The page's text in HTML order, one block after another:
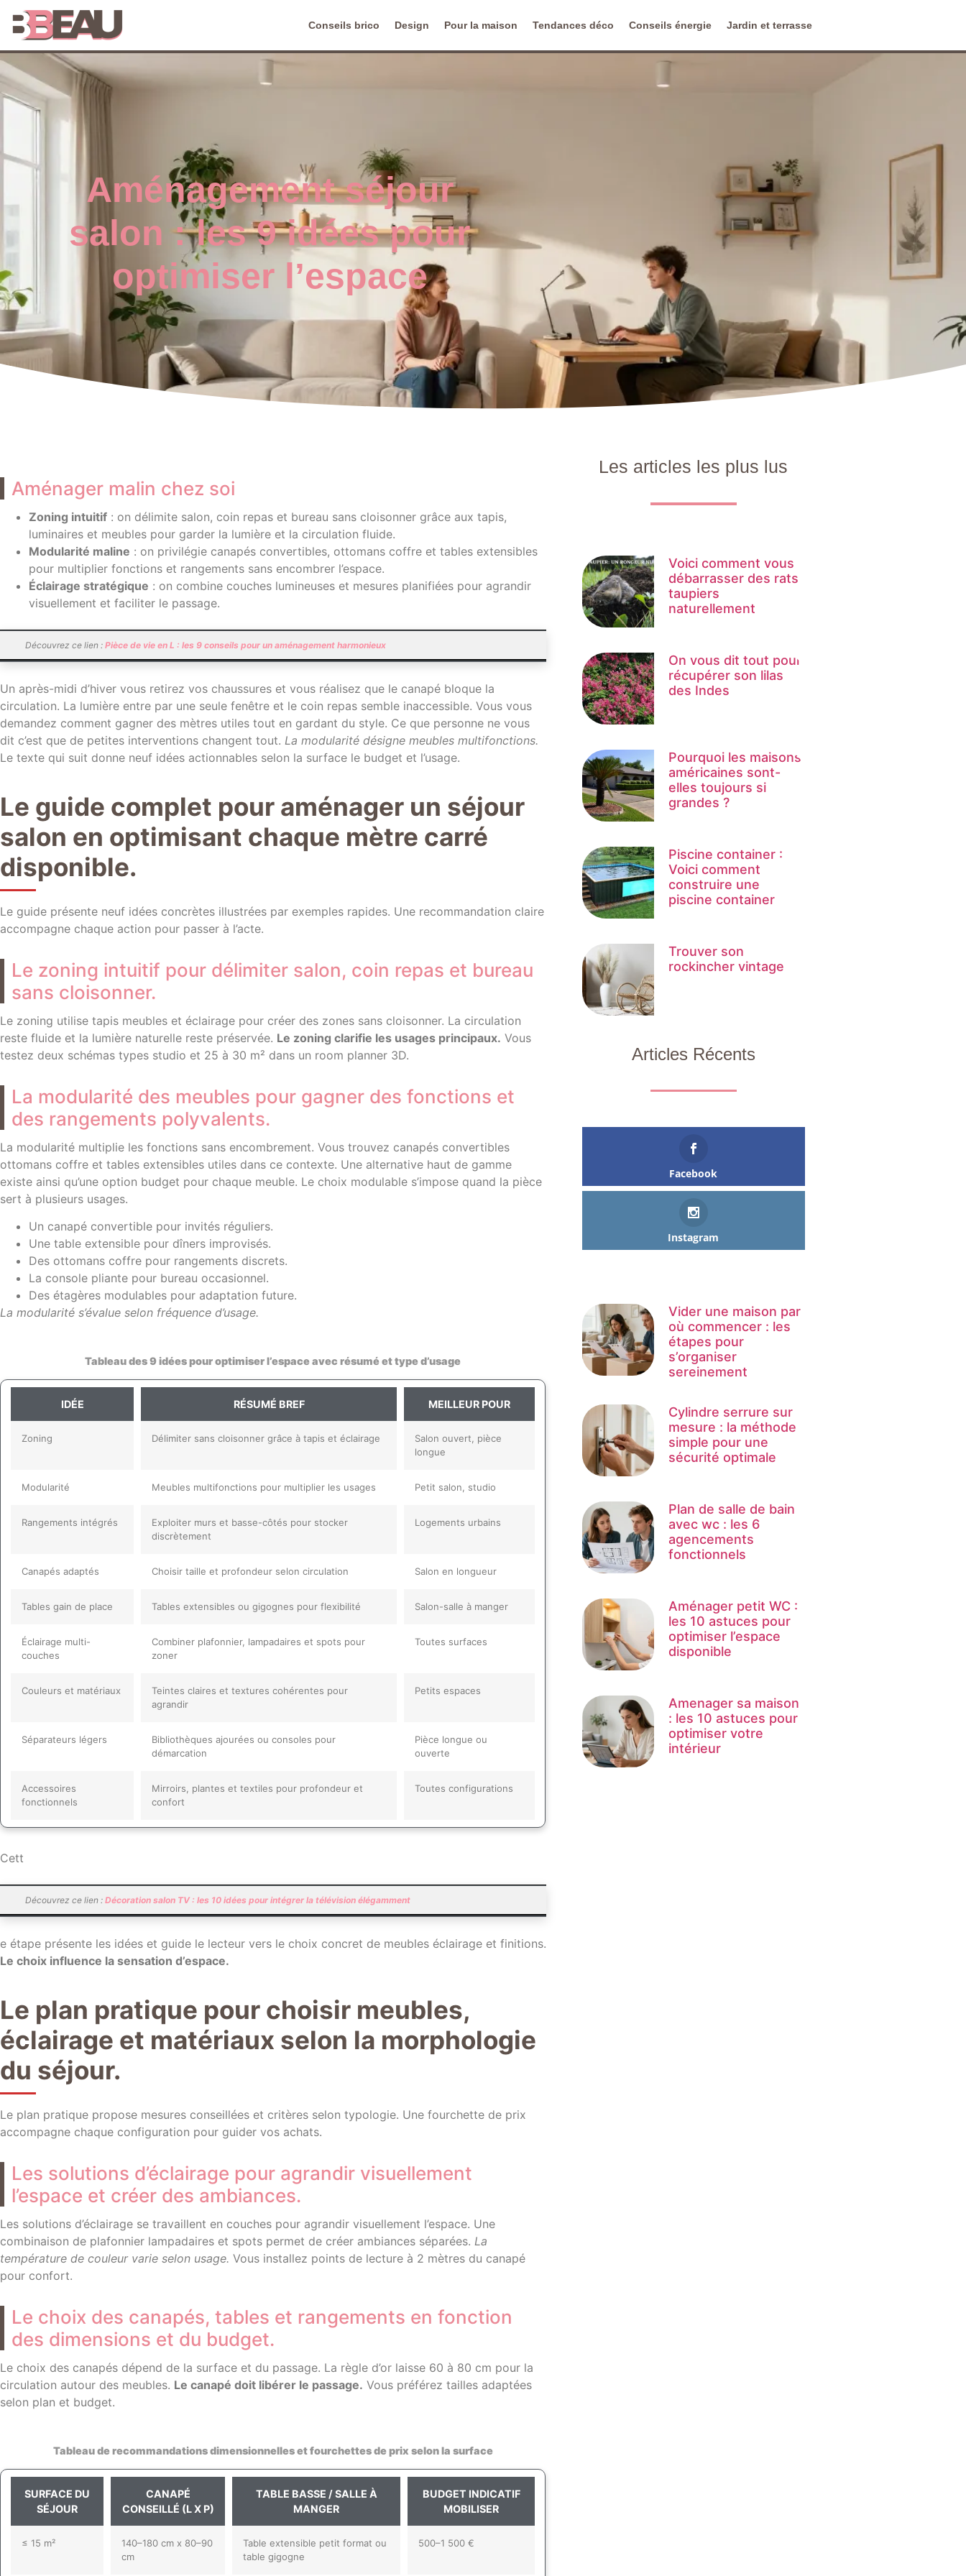
Conseils brico Design Pour la maison Tendances déco Conseils énergie Jardin et terrasse
Aménagement séjour
salon : les 9 idées pour
optimiser l’espace
Aménager malin chez soi
Zoning intuitif : on délimite salon, coin repas et bureau sans cloisonner grâce aux tapis,
luminaires et meubles pour garder la lumière et la circulation fluide.
Modularité maline : on privilégie canapés convertibles, ottomans coffre et tables extensibles
pour multiplier fonctions et rangements sans encombrer l’espace.
Éclairage stratégique : on combine couches lumineuses et mesures planifiées pour agrandir
visuellement et faciliter le passage.
Découvrez ce lien : Pièce de vie en L : les 9 conseils pour un aménagement harmonieux
Un après-midi d’hiver vous retirez vos chaussures et vous réalisez que le canapé bloque la
circulation. La lumière entre par une seule fenêtre et le coin repas semble inaccessible. Vous vous
demandez comment gagner des mètres utiles tout en gardant du style. Ce que personne ne vous
dit c’est que de petites interventions changent tout. La modularité désigne meubles multifonctions.
Le texte qui suit donne neuf idées actionnables selon la surface le budget et l’usage.
Le guide complet pour aménager un séjour
salon en optimisant chaque mètre carré
disponible.
Le guide présente neuf idées concrètes illustrées par exemples rapides. Une recommandation claire
accompagne chaque action pour passer à l’acte.
Le zoning intuitif pour délimiter salon, coin repas et bureau
sans cloisonner.
Le zoning utilise tapis meubles et éclairage pour créer des zones sans cloisonner. La circulation
reste fluide et la lumière naturelle reste préservée. Le zoning clarifie les usages principaux. Vous
testez deux schémas types studio et 25 à 30 m² dans un room planner 3D.
La modularité des meubles pour gagner des fonctions et
des rangements polyvalents.
La modularité multiplie les fonctions sans encombrement. Vous trouvez canapés convertibles
ottomans coffre et tables extensibles utiles dans ce contexte. Une alternative haut de gamme
existe ainsi qu’une option budget pour chaque meuble. Le choix modulable s’impose quand la pièce
sert à plusieurs usages.
Un canapé convertible pour invités réguliers.
Une table extensible pour dîners improvisés.
Des ottomans coffre pour rangements discrets.
La console pliante pour bureau occasionnel.
Des étagères modulables pour adaptation future.
La modularité s’évalue selon fréquence d’usage.
Tableau des 9 idées pour optimiser l’espace avec résumé et type d’usage
IDÉE RÉSUMÉ BREF MEILLEUR POUR
Zoning Délimiter sans cloisonner grâce à tapis et éclairage
Salon ouvert, pièce
longue
Modularité Meubles multifonctions pour multiplier les usages Petit salon, studio
Rangements intégrés
Exploiter murs et basse-côtés pour stocker
discrètement
Logements urbains
Canapés adaptés Choisir taille et profondeur selon circulation Salon en longueur
Tables gain de place Tables extensibles ou gigognes pour flexibilité Salon-salle à manger
Éclairage multi-
couches
Combiner plafonnier, lampadaires et spots pour
zoner
Toutes surfaces
Couleurs et matériaux
Teintes claires et textures cohérentes pour
agrandir
Petits espaces
Séparateurs légers
Bibliothèques ajourées ou consoles pour
démarcation
Pièce longue ou
ouverte
Accessoires
fonctionnels
Mirroirs, plantes et textiles pour profondeur et
confort
Toutes configurations
Cett
Découvrez ce lien : Décoration salon TV : les 10 idées pour intégrer la télévision élégamment
e étape présente les idées et guide le lecteur vers le choix concret de meubles éclairage et finitions.
Le choix influence la sensation d’espace.
Le plan pratique pour choisir meubles,
éclairage et matériaux selon la morphologie
du séjour.
Le plan pratique propose mesures conseillées et critères selon typologie. Une fourchette de prix
accompagne chaque configuration pour guider vos achats.
Les solutions d’éclairage pour agrandir visuellement
l’espace et créer des ambiances.
Les solutions d’éclairage se travaillent en couches pour agrandir visuellement l’espace. Une
combinaison de plafonnier lampadaires et spots permet de créer ambiances séparées. La
température de couleur varie selon usage. Vous installez points de lecture à 2 mètres du canapé
pour confort.
Le choix des canapés, tables et rangements en fonction
des dimensions et du budget.
Le choix des canapés dépend de la surface et du passage. La règle d’or laisse 60 à 80 cm pour la
circulation autour des meubles. Le canapé doit libérer le passage. Vous préférez tailles adaptées
selon plan et budget.
Tableau de recommandations dimensionnelles et fourchettes de prix selon la surface
SURFACE DU
SÉJOUR
CANAPÉ
CONSEILLÉ (L X P)
TABLE BASSE / SALLE À
MANGER
BUDGET INDICATIF
MOBILISER
≤ 15 m²
140–180 cm x 80–90
cm
Table extensible petit format ou
table gigogne
500–1 500 €
Les articles les plus lus
Voici comment vous
débarrasser des rats
taupiers
naturellement
On vous dit tout pour
récupérer son lilas
des Indes
Pourquoi les maisons
américaines sont-
elles toujours si
grandes ?
Piscine container :
Voici comment
construire une
piscine container
Trouver son
rockincher vintage
Articles Récents
Facebook
Instagram
Vider une maison par
où commencer : les
étapes pour
s’organiser
sereinement
Cylindre serrure sur
mesure : la méthode
simple pour une
sécurité optimale
Plan de salle de bain
avec wc : les 6
agencements
fonctionnels
Aménager petit WC :
les 10 astuces pour
optimiser l’espace
disponible
Amenager sa maison
: les 10 astuces pour
optimiser votre
intérieur